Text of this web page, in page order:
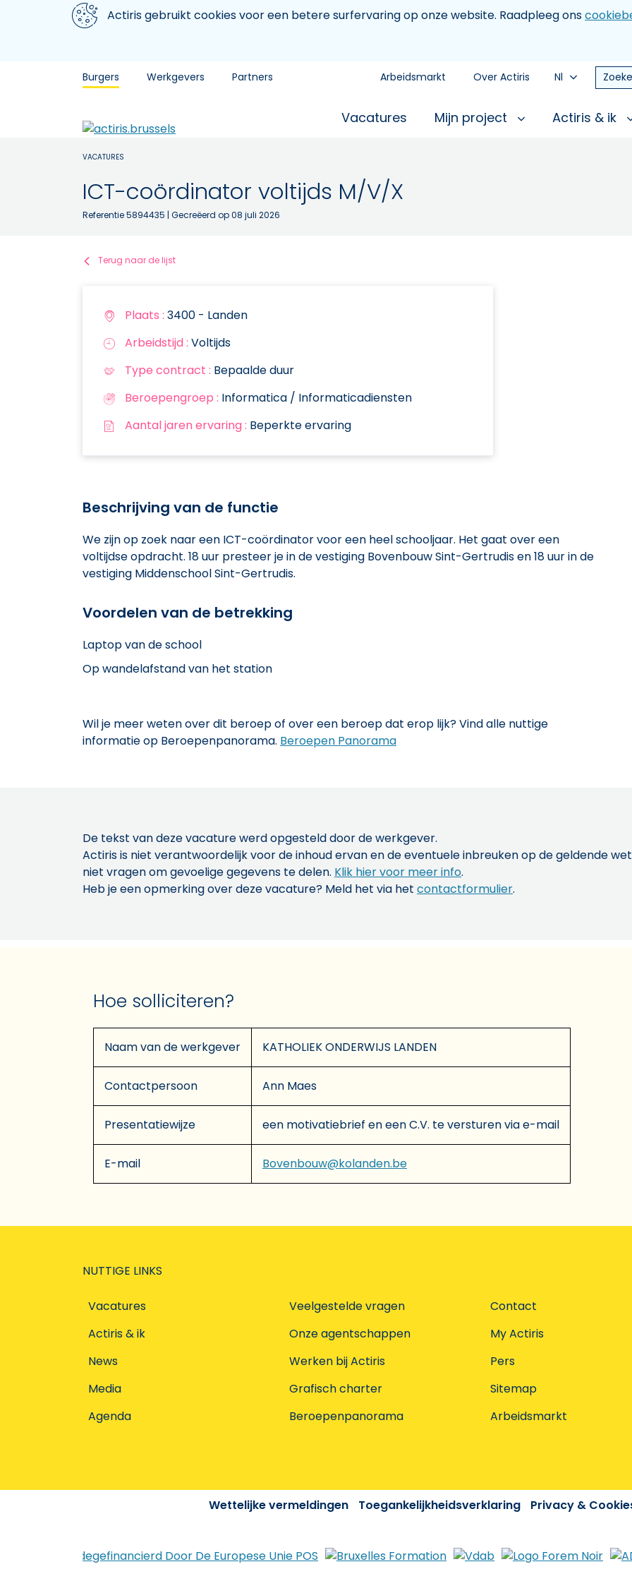
Aller au contenu principal
We gebruiken cookiesActiris gebruikt cookies voor een betere surfervaring op onze website. Raadpleeg ons
Burgers Werkgevers Partners Arbeidsmarkt Over Actiris Nl
Vacatures Mijn project Actiris & ik
VACATURES
ICT-coördinator voltijds M/V/X
Referentie 5894435 | Gecreëerd op 08 juli 2026
Terug naar de lijst
Plaats : 3400 - Landen
Arbeidstijd : Voltijds
Type contract : Bepaalde duur
Beroepengroep : Informatica / Informaticadiensten
Aantal jaren ervaring : Beperkte ervaring
Beschrijving van de functie
We zijn op zoek naar een ICT-coördinator voor een heel schooljaar. Het gaat over een
voltijdse opdracht. 18 uur presteer je in de vestiging Bovenbouw Sint-Gertrudis en 18 uur in de
vestiging Middenschool Sint-Gertrudis.
Voordelen van de betrekking
Laptop van de school
Op wandelafstand van het station
Wil je meer weten over dit beroep of over een beroep dat erop lijk? Vind alle nuttige
informatie op Beroepenpanorama. Beroepen Panorama
De tekst van deze vacature werd opgesteld door de werkgever.
Actiris is niet verantwoordelijk voor de inhoud ervan en de eventuele inbreuken op de geldende
niet vragen om gevoelige gegevens te delen. Klik hier voor meer info.
Heb je een opmerking over deze vacature? Meld het via het contactformulier.
Hoe solliciteren?
Naam van de werkgever KATHOLIEK ONDERWIJS LANDEN
Contactpersoon Ann Maes
Presentatiewijze een motivatiebrief en een C.V. te versturen via e-mail
E-mail Bovenbouw@kolanden.be
NUTTIGE LINKS
Vacatures
Actiris & ik
News
Media
Agenda
Veelgestelde vragen
Onze agentschappen
Werken bij Actiris
Grafisch charter
Beroepenpanorama
Contact
My Actiris
Pers
Sitemap
Arbeidsmarkt
Wettelijke vermeldingen Toegankelijkheidsverklaring Privacy &